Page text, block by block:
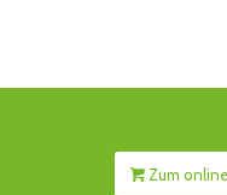
Zum